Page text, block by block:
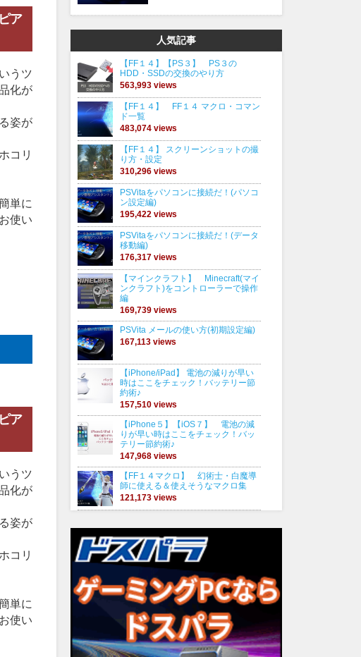
ア
うツ
化が
姿が
コリ
単に
使い
ア
うツ
化が
姿が
コリ
単に
使い
人気記事
【FF１４】【PS３】 PS３の
HDD・SSDの交換のやり方
563,993 views
【FF１４】 FF１４ マクロ・コマン
ド一覧
483,074 views
【FF１４】 スクリーンショットの撮
り方・設定
310,296 views
PSVitaをパソコンに接続だ！(パソコ
ン設定編)
195,422 views
PSVitaをパソコンに接続だ！(データ
移動編)
176,317 views
【マインクラフト】 Minecraft(マイ
ンクラフト)をコントローラーで操作
編
169,739 views
PSVita メールの使い方(初期設定編)
167,113 views
【iPhone/iPad】 電池の減りが早い
時はここをチェック！バッテリー節
約術♪
157,510 views
【iPhone５】【iOS７】 電池の減
りが早い時はここをチェック！バッ
テリー節約術♪
147,968 views
【FF１４マクロ】 幻術士・白魔導
師に使える＆使えそうなマクロ集
121,173 views